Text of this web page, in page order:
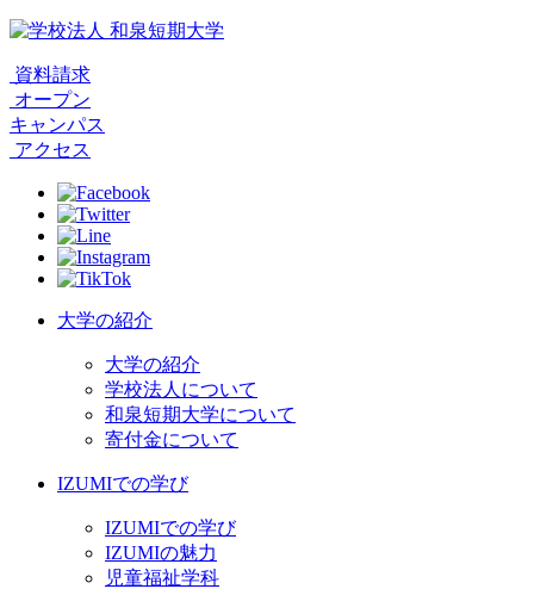
資料請求
オープン
キャンパス
アクセス
大学の紹介
大学の紹介
学校法人について
和泉短期大学について
寄付金について
IZUMIでの学び
IZUMIでの学び
IZUMIの魅力
児童福祉学科